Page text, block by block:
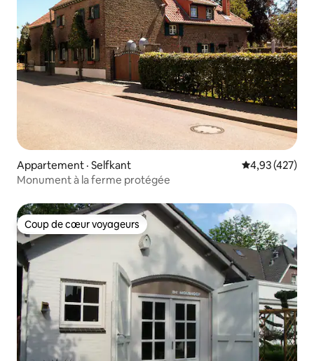
Appartement · Selfkant Note
4,93 (427)
Monument à la ferme protégée
Coup de cœur voyageurs
Coup de cœur voyageurs